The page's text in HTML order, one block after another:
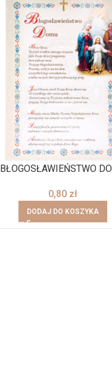
BŁOGOSŁAWIEŃSTWO
0,80 zł
DODAJ DO KOSZYKA